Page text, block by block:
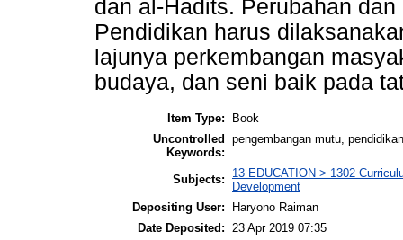
dan al-Hadits. Perubahan
Pendidikan harus
lajunya perkembangan
budaya, dan seni baik pada
Item Type:
Book
Uncontrolled
Keywords:
pengembangan mutu,
Subjects:
13 EDUCATION > 1302
Development
Depositing User:
Haryono Raiman
Date Deposited:
23 Apr 2019 07:35